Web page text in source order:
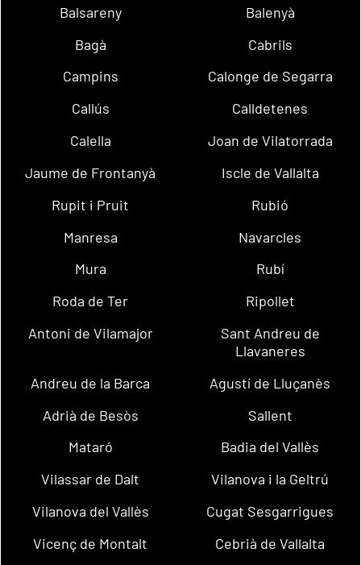
Balsareny
Balenyà
Bagà
Cabrils
Campins
Calonge de Segarra
Callús
Calldetenes
Calella
Joan de Vilatorrada
Jaume de Frontanyà
Iscle de Vallalta
Rupit i Pruit
Rubió
Manresa
Navarcles
Mura
Rubí
Roda de Ter
Ripollet
Antoni de Vilamajor
Sant Andreu de
Llavaneres
Andreu de la Barca
Agustí de Lluçanès
Adrià de Besòs
Sallent
Mataró
Badia del Vallès
Vilassar de Dalt
Vilanova i la Geltrú
Vilanova del Vallès
Cugat Sesgarrigues
Vicenç de Montalt
Cebrià de Vallalta